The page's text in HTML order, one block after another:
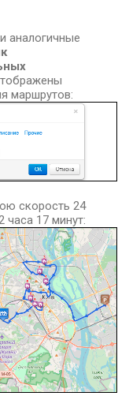
аналогичные
маршрутов:
скорость 24
часа 17 минут: